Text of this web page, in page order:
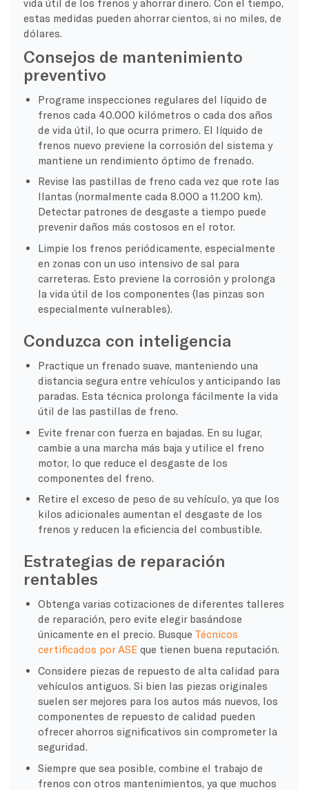
estas medidas pueden ahorrar cientos, si no miles, de
dólares.
Consejos de mantenimiento
preventivo
Programe inspecciones regulares del líquido de
frenos cada 40.000 kilómetros o cada dos años
de vida útil, lo que ocurra primero. El líquido de
frenos nuevo previene la corrosión del sistema y
mantiene un rendimiento óptimo de frenado.
Revise las pastillas de freno cada vez que rote las
llantas (normalmente cada 8.000 a 11.200 km).
Detectar patrones de desgaste a tiempo puede
prevenir daños más costosos en el rotor.
Limpie los frenos periódicamente, especialmente
en zonas con un uso intensivo de sal para
carreteras. Esto previene la corrosión y prolonga
la vida útil de los componentes (las pinzas son
especialmente vulnerables).
Conduzca con inteligencia
Practique un frenado suave, manteniendo una
distancia segura entre vehículos y anticipando las
paradas. Esta técnica prolonga fácilmente la vida
útil de las pastillas de freno.
Evite frenar con fuerza en bajadas. En su lugar,
cambie a una marcha más baja y utilice el freno
motor, lo que reduce el desgaste de los
componentes del freno.
Retire el exceso de peso de su vehículo, ya que los
kilos adicionales aumentan el desgaste de los
frenos y reducen la eficiencia del combustible.
Estrategias de reparación
rentables
Obtenga varias cotizaciones de diferentes talleres
de reparación, pero evite elegir basándose
únicamente en el precio. Busque Técnicos
certificados por ASE que tienen buena reputación.
Considere piezas de repuesto de alta calidad para
vehículos antiguos. Si bien las piezas originales
suelen ser mejores para los autos más nuevos, los
componentes de repuesto de calidad pueden
ofrecer ahorros significativos sin comprometer la
seguridad.
Siempre que sea posible, combine el trabajo de
frenos con otros mantenimientos, ya que muchos